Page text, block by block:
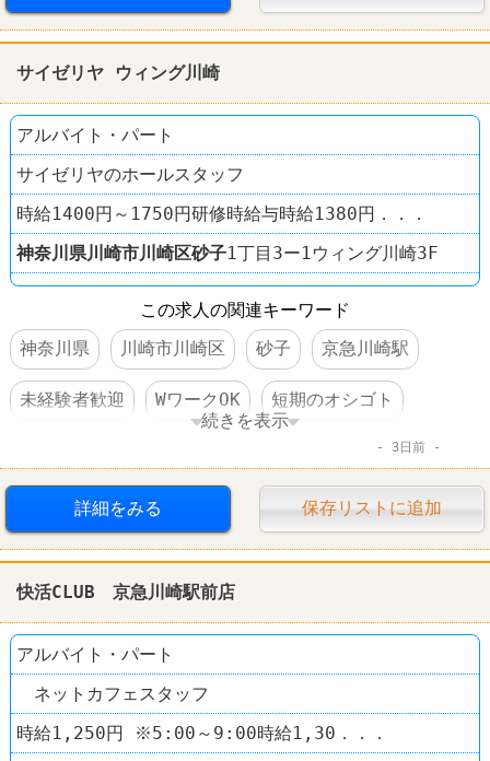
ケンタッキーフライドチキン
サイゼリヤ ウィング川崎
アルバイト・パート
サイゼリヤのホールスタッフ
時給1400円～1750円研修時給与時給1380円．．．
神奈川県川崎市川崎区砂子1丁目3ー1ウィング川崎3F
この求人の関連キーワード
神奈川県
川崎市川崎区 砂子 京急川崎駅
未経験者歓迎 WワークOK 短期のオシゴト
週3～4日からOK 短時間でもＯＫ 交通費支給
昇給あり 食事補助あり 制服あり
社員登用あり ファミレス
続きを表示
3日前
詳細をみる 保存リストに追加
快活CLUB 京急川崎駅前店
アルバイト・パート
ネットカフェスタッフ
時給1,250円 ※5:00～9:00時給1,30．．．